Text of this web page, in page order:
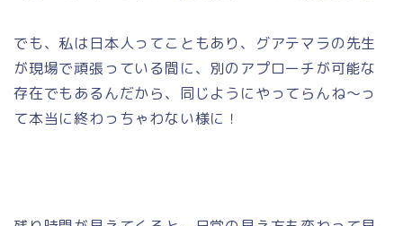
でも、私は日本人ってこともあり、グアテマラの先生
が現場で頑張っている間に、別のアプローチが可能な
存在でもあるんだから、同じようにやってらんね～っ
て本当に終わっちゃわない様に！